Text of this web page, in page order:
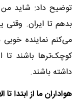
توضیح داد: شاید من
بدهم تا ایران.
می‌کنم نماینده
کوچک‌ترها باشند تا
داشته باشند.
هواداران ما از ابتدا